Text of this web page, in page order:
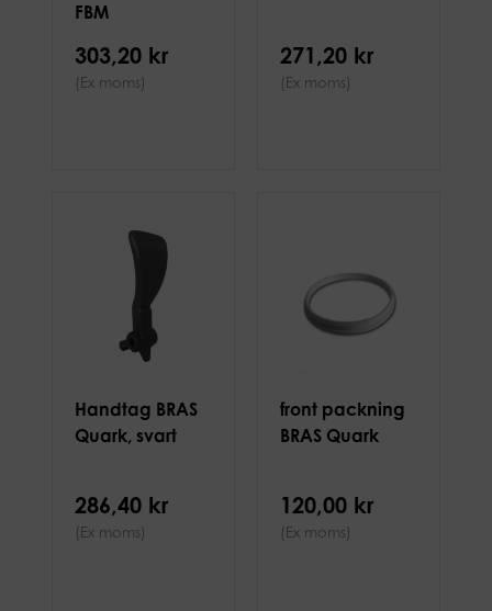
FBM
303,20 kr
(Ex moms)
271,20 kr
(Ex moms)
Handtag BRAS
Quark, svart
286,40 kr
(Ex moms)
front packning
BRAS Quark
120,00 kr
(Ex moms)